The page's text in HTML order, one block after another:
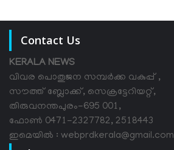
Contact Us
KERALA NEWS
വിവര പൊതുജന സമ്പര്‍ക്ക വകുപ്പ് ,
സൗത്ത് ബ്ലോക്ക്, സെക്രട്ടേറിയറ്റ്,
തിരുവനന്തപുരം-695 001,
ഫോൺ 0471-2327782, 2518443
ഇമെയിൽ : webprdkerala@gmail.com